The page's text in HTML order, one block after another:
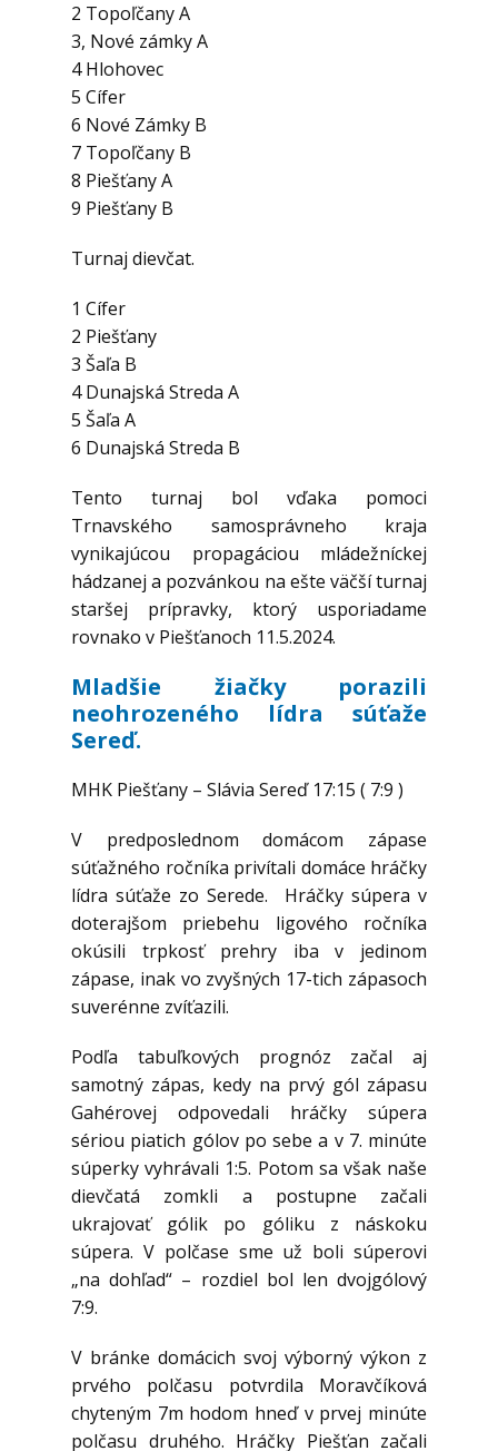
2 Topoľčany A
3, Nové zámky A
4 Hlohovec
5 Cífer
6 Nové Zámky B
7 Topoľčany B
8 Piešťany A
9 Piešťany B
Turnaj dievčat.
1 Cífer
2 Piešťany
3 Šaľa B
4 Dunajská Streda A
5 Šaľa A
6 Dunajská Streda B
Tento turnaj bol vďaka pomoci
Trnavského samosprávneho kraja
vynikajúcou propagáciou mládežníckej
hádzanej a pozvánkou na ešte väčší turnaj
staršej prípravky, ktorý usporiadame
rovnako v Piešťanoch 11.5.2024.
Mladšie žiačky porazili
neohrozeného lídra súťaže
Sereď.
MHK Piešťany – Slávia Sereď 17:15 ( 7:9 )
V predposlednom domácom zápase
súťažného ročníka privítali domáce hráčky
lídra súťaže zo Serede. Hráčky súpera v
doterajšom priebehu ligového ročníka
okúsili trpkosť prehry iba v jedinom
zápase, inak vo zvyšných 17-tich zápasoch
suverénne zvíťazili.
Podľa tabuľkových prognóz začal aj
samotný zápas, kedy na prvý gól zápasu
Gahérovej odpovedali hráčky súpera
sériou piatich gólov po sebe a v 7. minúte
súperky vyhrávali 1:5. Potom sa však naše
dievčatá zomkli a postupne začali
ukrajovať gólik po góliku z náskoku
súpera. V polčase sme už boli súperovi
„na dohľad“ – rozdiel bol len dvojgólový
7:9.
V bránke domácich svoj výborný výkon z
prvého polčasu potvrdila Moravčíková
chyteným 7m hodom hneď v prvej minúte
polčasu druhého. Hráčky Piešťan začali